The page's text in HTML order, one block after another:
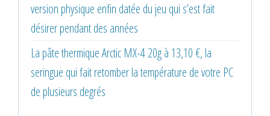
version physique enfin datée du jeu qui s’est fait
désirer pendant des années
La pâte thermique Arctic MX-4 20g à 13,10 €, la
seringue qui fait retomber la température de votre PC
de plusieurs degrés